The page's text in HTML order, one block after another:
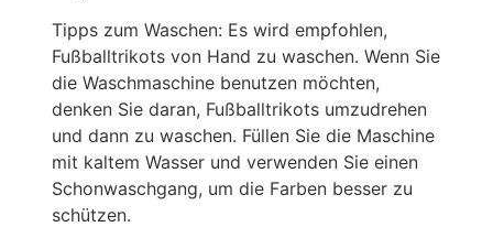
Tipps zum Waschen: Es wird empfohlen,
Fußballtrikots von Hand zu waschen. Wenn Sie
die Waschmaschine benutzen möchten,
denken Sie daran, Fußballtrikots umzudrehen
und dann zu waschen. Füllen Sie die Maschine
mit kaltem Wasser und verwenden Sie einen
Schonwaschgang, um die Farben besser zu
schützen.